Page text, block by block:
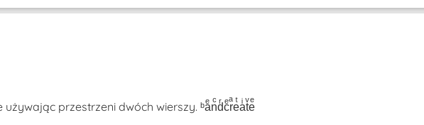
przestrzeni dwóch wierszy. ᵇaͤnͨdͬcͤrͣeͭaͥtͮeͤ